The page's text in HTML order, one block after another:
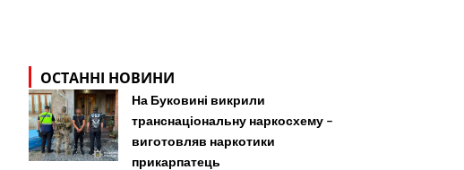
ОСТАННІ НОВИНИ
На Буковині викрили
транснаціональну наркосхему –
виготовляв наркотики
прикарпатець